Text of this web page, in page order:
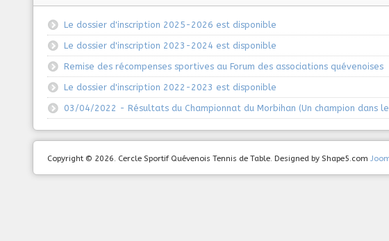
Le dossier d'inscription 2025-2026 est disponible
Le dossier d'inscription 2023-2024 est disponible
Remise des récompenses sportives au Forum des associations quévenoises
Le dossier d'inscription 2022-2023 est disponible
03/04/2022 - Résultats du Championnat du Morbihan (Un champion dans
Copyright © 2026. Cercle Sportif Quévenois Tennis de Table. Designed by Shape5.com